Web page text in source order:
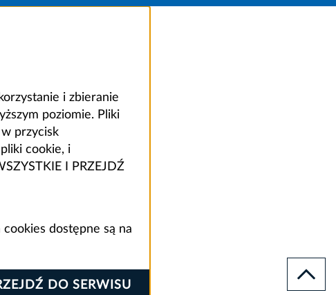
i zbieranie
poziomie. Pliki
przycisk
cookie, i
I PRZEJDŹ
dostępne są na
DO SERWISU